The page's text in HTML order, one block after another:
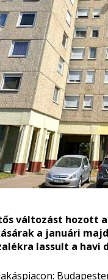
változást hozott
a januári
lassult a havi